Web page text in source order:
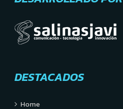
DESTACADOS
Home